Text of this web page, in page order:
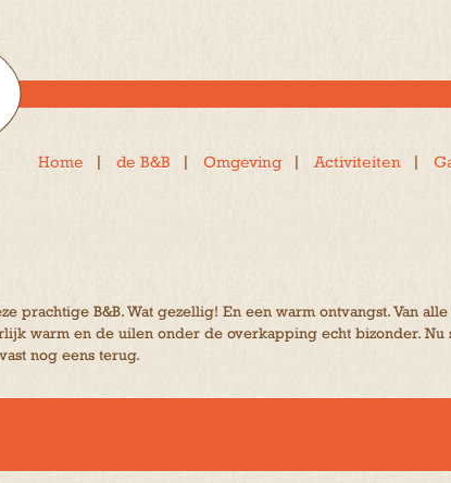
Home de B&B Omgeving Activiteiten
prachtige B&B. Wat gezellig! En een warm ontvangst. Van
warm en de uilen onder de overkapping echt bizonder.
nog eens terug.